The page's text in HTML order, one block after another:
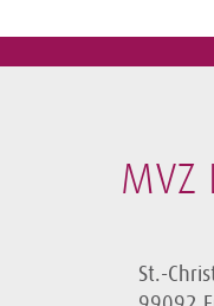
MVZ
St.-